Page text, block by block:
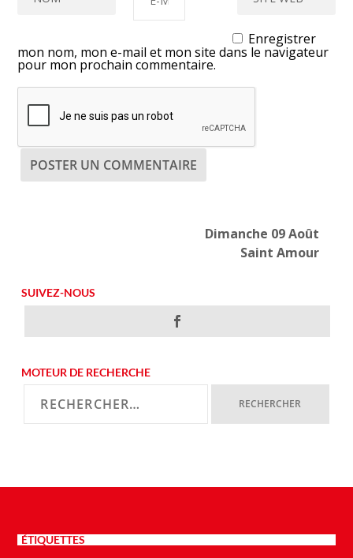
Enregistrer
mon nom, mon e-mail et mon site dans le navigateur
pour mon prochain commentaire.
Dimanche 09 Août
Saint Amour
SUIVEZ-NOUS
MOTEUR DE RECHERCHE
ÉTIQUETTES